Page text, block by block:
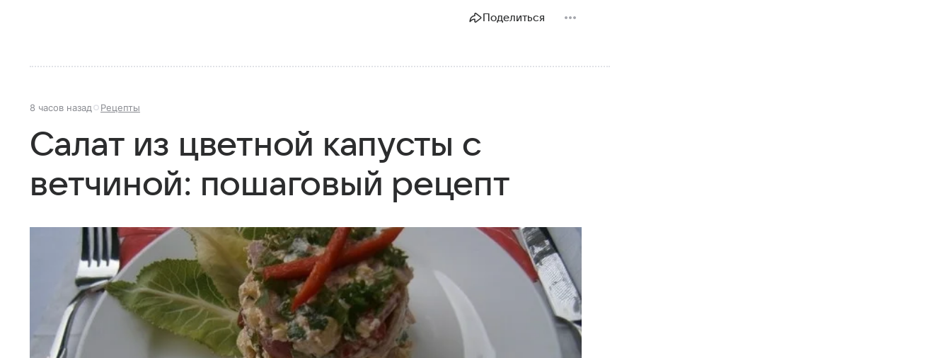
Поделиться
8 часов назад Рецепты
Салат из цветной капусты с
ветчиной: пошаговый рецепт